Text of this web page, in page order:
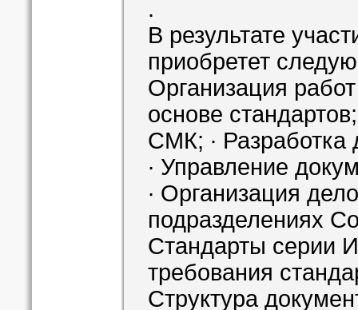
.
В результате
приобретет
Организация
основе
СМК; ∙
∙ Управление
∙ Организация
подразделениях
Стандарты серии
требования
Структура